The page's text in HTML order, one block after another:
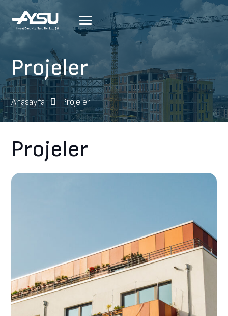
Projeler
Anasayfa Projeler
Projeler